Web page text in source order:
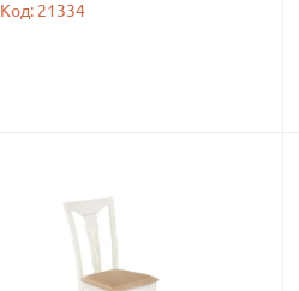
Код: 21334